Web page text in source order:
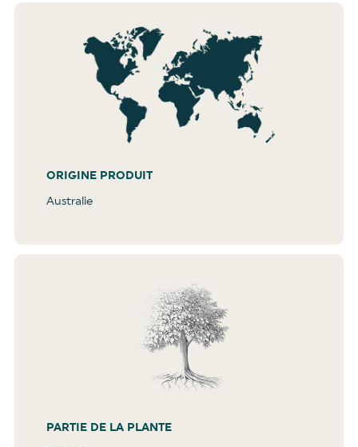
ORIGINE PRODUIT
Australie
PARTIE DE LA PLANTE